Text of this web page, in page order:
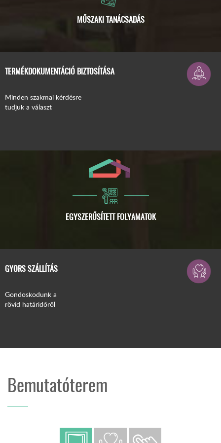
TERMÉKDOKUMENTÁCIÓ BIZTOSÍTÁSA
Minden szakmai kérdésre
tudjuk a választ
GYORS SZÁLLÍTÁS
Gondoskodunk a
rövid határidőről
Bemutatóterem